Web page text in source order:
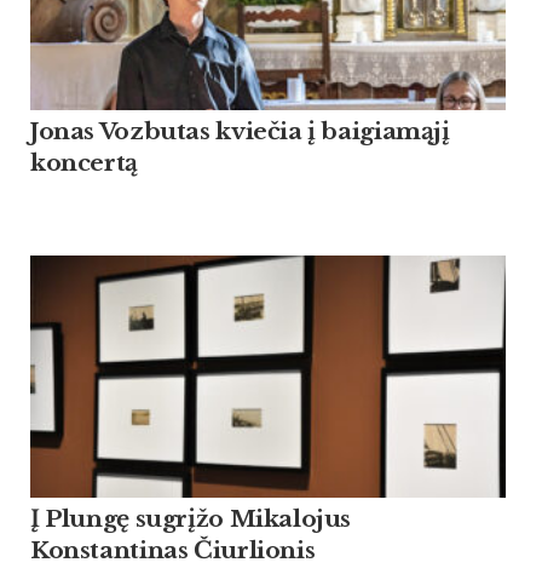
Jonas Vozbutas kviečia į baigiamąjį
koncertą
Į Plungę sugrįžo Mikalojus
Konstantinas Čiurlionis